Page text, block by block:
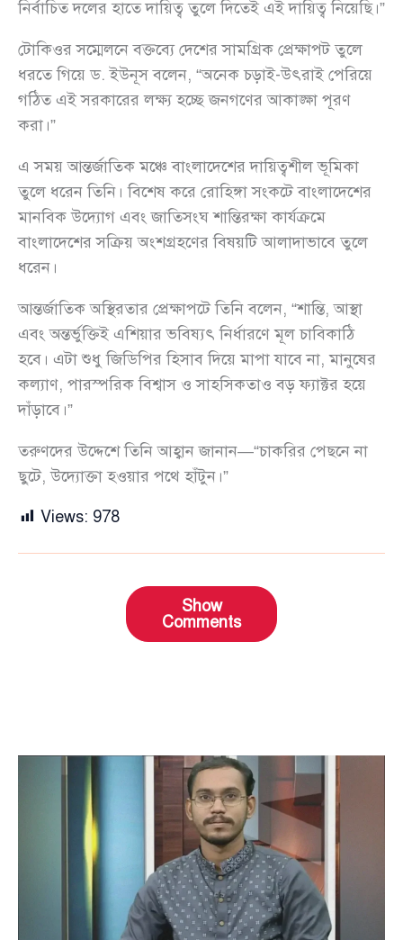
নির্বাচিত দলের হাতে দায়িত্ব তুলে দিতেই এই দায়িত্ব নিয়েছি।”
টোকিওর সম্মেলনে বক্তব্যে দেশের সামগ্রিক প্রেক্ষাপট তুলে
ধরতে গিয়ে ড. ইউনূস বলেন, “অনেক চড়াই-উৎরাই পেরিয়ে
গঠিত এই সরকারের লক্ষ্য হচ্ছে জনগণের আকাঙ্ক্ষা পূরণ
করা।”
এ সময় আন্তর্জাতিক মঞ্চে বাংলাদেশের দায়িত্বশীল ভূমিকা
তুলে ধরেন তিনি। বিশেষ করে রোহিঙ্গা সংকটে বাংলাদেশের
মানবিক উদ্যোগ এবং জাতিসংঘ শান্তিরক্ষা কার্যক্রমে
বাংলাদেশের সক্রিয় অংশগ্রহণের বিষয়টি আলাদাভাবে তুলে
ধরেন।
আন্তর্জাতিক অস্থিরতার প্রেক্ষাপটে তিনি বলেন, “শান্তি, আস্থা
এবং অন্তর্ভুক্তিই এশিয়ার ভবিষ্যৎ নির্ধারণে মূল চাবিকাঠি
হবে। এটা শুধু জিডিপির হিসাব দিয়ে মাপা যাবে না, মানুষের
কল্যাণ, পারস্পরিক বিশ্বাস ও সাহসিকতাও বড় ফ্যাক্টর হয়ে
দাঁড়াবে।”
তরুণদের উদ্দেশে তিনি আহ্বান জানান—“চাকরির পেছনে না
ছুটে, উদ্যোক্তা হওয়ার পথে হাঁটুন।”
Views: 978
Show
Comments